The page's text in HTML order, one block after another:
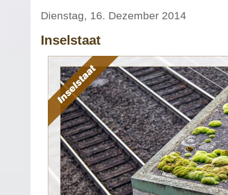
Dienstag, 16. Dezember 2014
Inselstaat